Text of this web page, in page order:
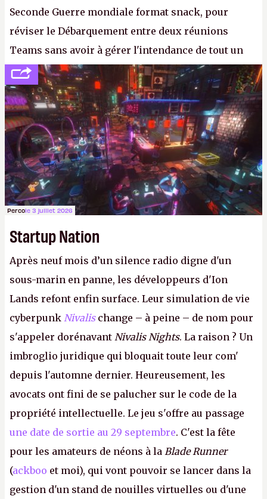
Seconde Guerre mondiale format snack, pour
réviser le Débarquement entre deux réunions
Teams sans avoir à gérer l'intendance de tout un
continent. Pauvre ackboo, après avoir uriné sur ses
bottes, Relic vient donc de déféquer dans son
casque.P.
Percole 3 juillet 2026
Startup Nation
Après neuf mois d’un silence radio digne d'un
sous-marin en panne, les développeurs d'Ion
Lands refont enfin surface. Leur simulation de vie
cyberpunk Nivalis change – à peine – de nom pour
s'appeler dorénavant Nivalis Nights. La raison ? Un
imbroglio juridique qui bloquait toute leur com'
depuis l'automne dernier. Heureusement, les
avocats ont fini de se palucher sur le code de la
propriété intellectuelle. Le jeu s'offre au passage
une date de sortie au 29 septembre. C'est la fête
pour les amateurs de néons à la Blade Runner
(ackboo et moi), qui vont pouvoir se lancer dans la
gestion d'un stand de nouilles virtuelles ou d'une